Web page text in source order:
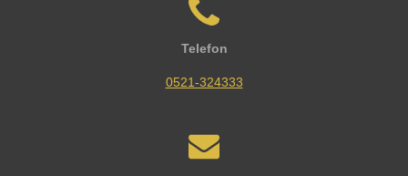
Telefon
0521-324333